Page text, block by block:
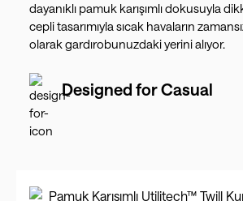
dayanıklı pamuk karışımlı dokusuyla
cepli tasarımıyla sıcak havaların
olarak gardırobunuzdaki yerini alıyor.
Designed forCasual
Pamuk Karışımlı Utilitech™ Twill